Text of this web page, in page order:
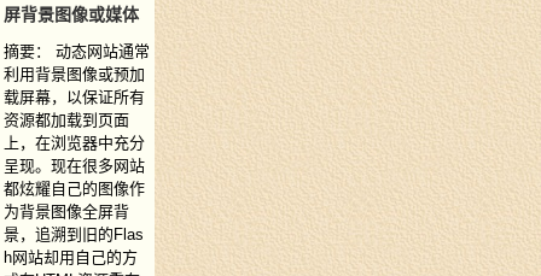
屏背景图像或媒体
摘要： 动态网站通常
利用背景图像或预加
载屏幕，以保证所有
资源都加载到页面
上，在浏览器中充分
呈现。现在很多网站
都炫耀自己的图像作
为背景图像全屏背
景，追溯到旧的Flas
h网站却用自己的方